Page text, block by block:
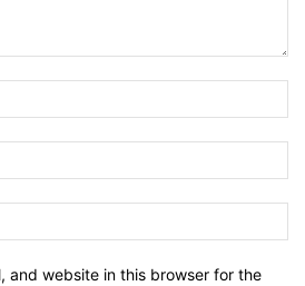
and website in this browser for the